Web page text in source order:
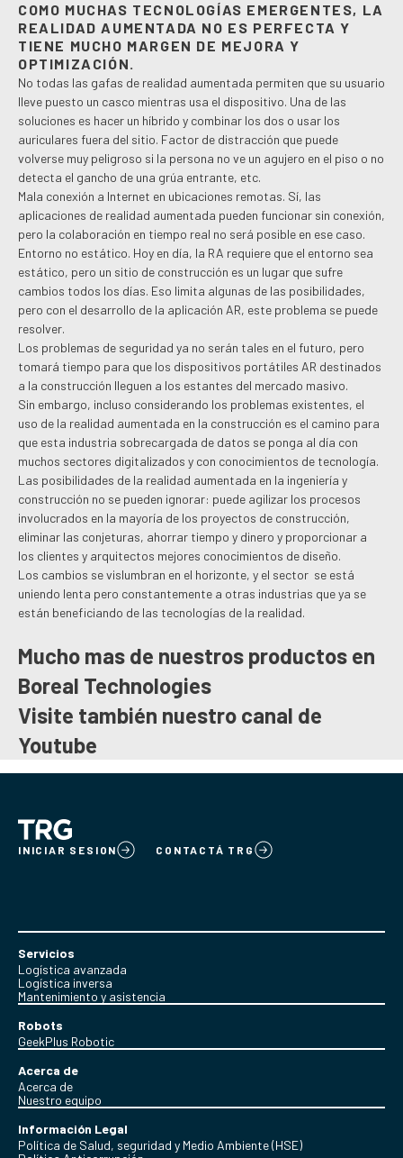
COMO MUCHAS TECNOLOGÍAS EMERGENTES, LA
REALIDAD AUMENTADA NO ES PERFECTA Y
TIENE MUCHO MARGEN DE MEJORA Y
OPTIMIZACIÓN.
No todas las gafas de realidad aumentada permiten que su usuario
lleve puesto un casco mientras usa el dispositivo. Una de las
soluciones es hacer un híbrido y combinar los dos o usar los
auriculares fuera del sitio. Factor de distracción que puede
volverse muy peligroso si la persona no ve un agujero en el piso o no
detecta el gancho de una grúa entrante, etc.
Mala conexión a Internet en ubicaciones remotas. Sí, las
aplicaciones de realidad aumentada pueden funcionar sin conexión,
pero la colaboración en tiempo real no será posible en ese caso.
Entorno no estático. Hoy en día, la RA requiere que el entorno sea
estático, pero un sitio de construcción es un lugar que sufre
cambios todos los días. Eso limita algunas de las posibilidades,
pero con el desarrollo de la aplicación AR, este problema se puede
resolver.
Los problemas de seguridad ya no serán tales en el futuro, pero
tomará tiempo para que los dispositivos portátiles AR destinados
a la construcción lleguen a los estantes del mercado masivo.
Sin embargo, incluso considerando los problemas existentes, el
uso de la realidad aumentada en la construcción es el camino para
que esta industria sobrecargada de datos se ponga al día con
muchos sectores digitalizados y con conocimientos de tecnología.
Las posibilidades de la realidad aumentada en la ingeniería y
construcción no se pueden ignorar: puede agilizar los procesos
involucrados en la mayoría de los proyectos de construcción,
eliminar las conjeturas, ahorrar tiempo y dinero y proporcionar a
los clientes y arquitectos mejores conocimientos de diseño.
Los cambios se vislumbran en el horizonte, y el sector se está
uniendo lenta pero constantemente a otras industrias que ya se
están beneficiando de las tecnologías de la realidad.
Mucho mas de nuestros productos en
Boreal Technologies
Visite también nuestro canal de
Youtube
INICIAR SESION CONTACTÁ TRG
Servicios
Logística avanzada
Logística inversa
Mantenimiento y asistencia
Robots
GeekPlus Robotic
Acerca de
Acerca de
Nuestro equipo
Información Legal
Política de Salud, seguridad y Medio Ambiente (HSE)